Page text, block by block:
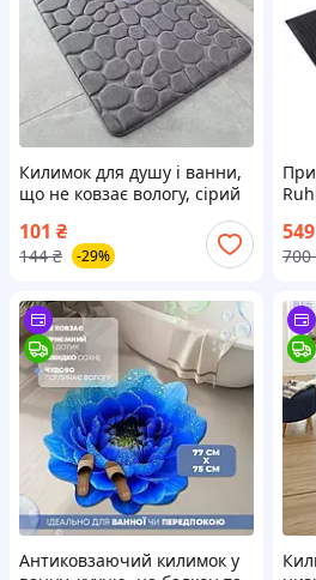
Килимок для душу і ванни,
що не ковзає вологу, сірий
101 ₴
144 ₴ -29%
549
700
Антиковзаючий килимок у